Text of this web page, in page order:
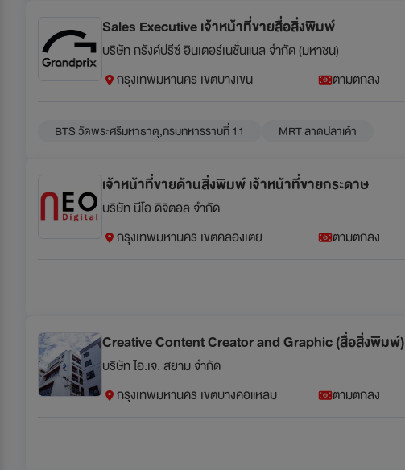
Sales Executive เจ้าหน้าที่ขายสื่อสิ่งพิมพ์
บริษัท กรังด์ปรีซ์ อินเตอร์เนชั่นแนล จำกัด (มหาชน)
กรุงเทพมหานคร เขตบางเขน ตามตกลง
BTS วัดพระศรีมหาธาตุ,กรมทหารราบที่ 11 MRT ลาดปลาเค้า
เจ้าหน้าที่ขายด้านสิ่งพิมพ์ เจ้าหน้าที่ขายกระดาษ
บริษัท นีโอ ดิจิตอล จำกัด
กรุงเทพมหานคร เขตคลองเตย ตามตกลง
Creative Content Creator and Graphic (สื่อสิ่งพิมพ์)
บริษัท ไอ.เจ. สยาม จำกัด
กรุงเทพมหานคร เขตบางคอแหลม ตามตกลง